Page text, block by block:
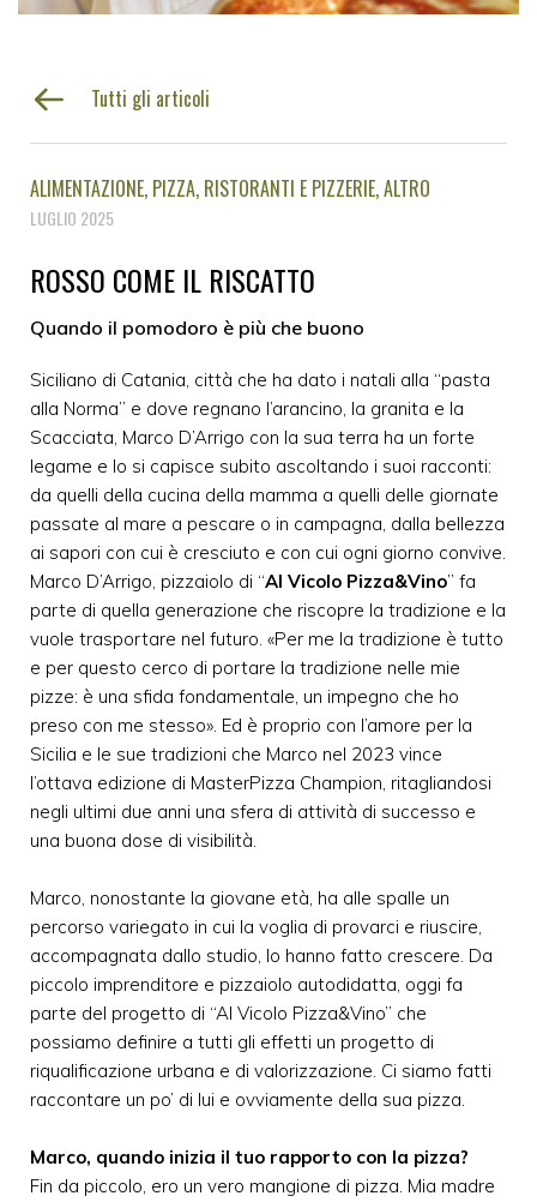
Tutti gli articoli
ALIMENTAZIONE PIZZA RISTORANTI E PIZZERIE ALTRO
LUGLIO 2025
ROSSO COME IL RISCATTO
Quando il pomodoro è più che buono
Siciliano di Catania, città che ha dato i natali alla “pasta
alla Norma” e dove regnano l’arancino, la granita e la
Scacciata, Marco D’Arrigo con la sua terra ha un forte
legame e lo si capisce subito ascoltando i suoi racconti:
da quelli della cucina della mamma a quelli delle giornate
passate al mare a pescare o in campagna, dalla bellezza
ai sapori con cui è cresciuto e con cui ogni giorno convive.
Marco D’Arrigo, pizzaiolo di “Al Vicolo Pizza&Vino” fa
parte di quella generazione che riscopre la tradizione e la
vuole trasportare nel futuro. «Per me la tradizione è tutto
e per questo cerco di portare la tradizione nelle mie
pizze: è una sfida fondamentale, un impegno che ho
preso con me stesso». Ed è proprio con l’amore per la
Sicilia e le sue tradizioni che Marco nel 2023 vince
l’ottava edizione di MasterPizza Champion, ritagliandosi
negli ultimi due anni una sfera di attività di successo e
una buona dose di visibilità.
Marco, nonostante la giovane età, ha alle spalle un
percorso variegato in cui la voglia di provarci e riuscire,
accompagnata dallo studio, lo hanno fatto crescere. Da
piccolo imprenditore e pizzaiolo autodidatta, oggi fa
parte del progetto di “Al Vicolo Pizza&Vino” che
possiamo definire a tutti gli effetti un progetto di
riqualificazione urbana e di valorizzazione. Ci siamo fatti
raccontare un po’ di lui e ovviamente della sua pizza.
Marco, quando inizia il tuo rapporto con la pizza?
Fin da piccolo, ero un vero mangione di pizza. Mia madre